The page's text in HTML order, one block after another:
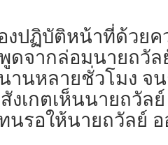
งปฏิบัติหน้าที่ด้วย
ดจากล่อมนายถวั
นหลายชั่วโมง จ
เกตเห็นนายถวัล
รอให้นายถวัลย์